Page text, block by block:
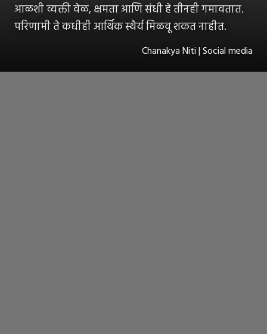
आळशी व्यक्ती वेळ, क्षमता आणि संधी हे तीनही गमावतात.
परिणामी ते कधीही आर्थिक स्थैर्य मिळवू शकत नाहीत.
Chanakya Niti | Social media